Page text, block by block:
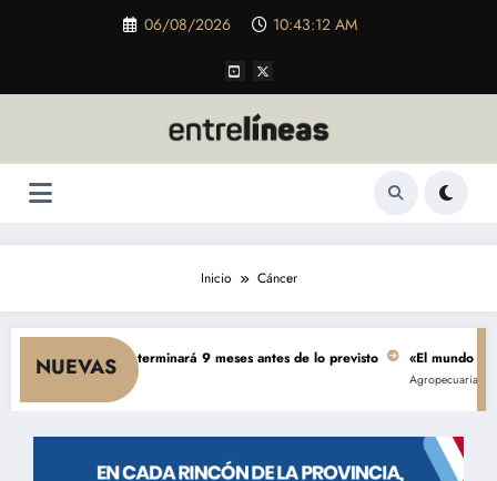
06/08/2026 10:43:12 AM
Inicio Cáncer
NUEVAS
millones se terminará 9 meses antes de lo previsto «El mundo
Agropecuarias